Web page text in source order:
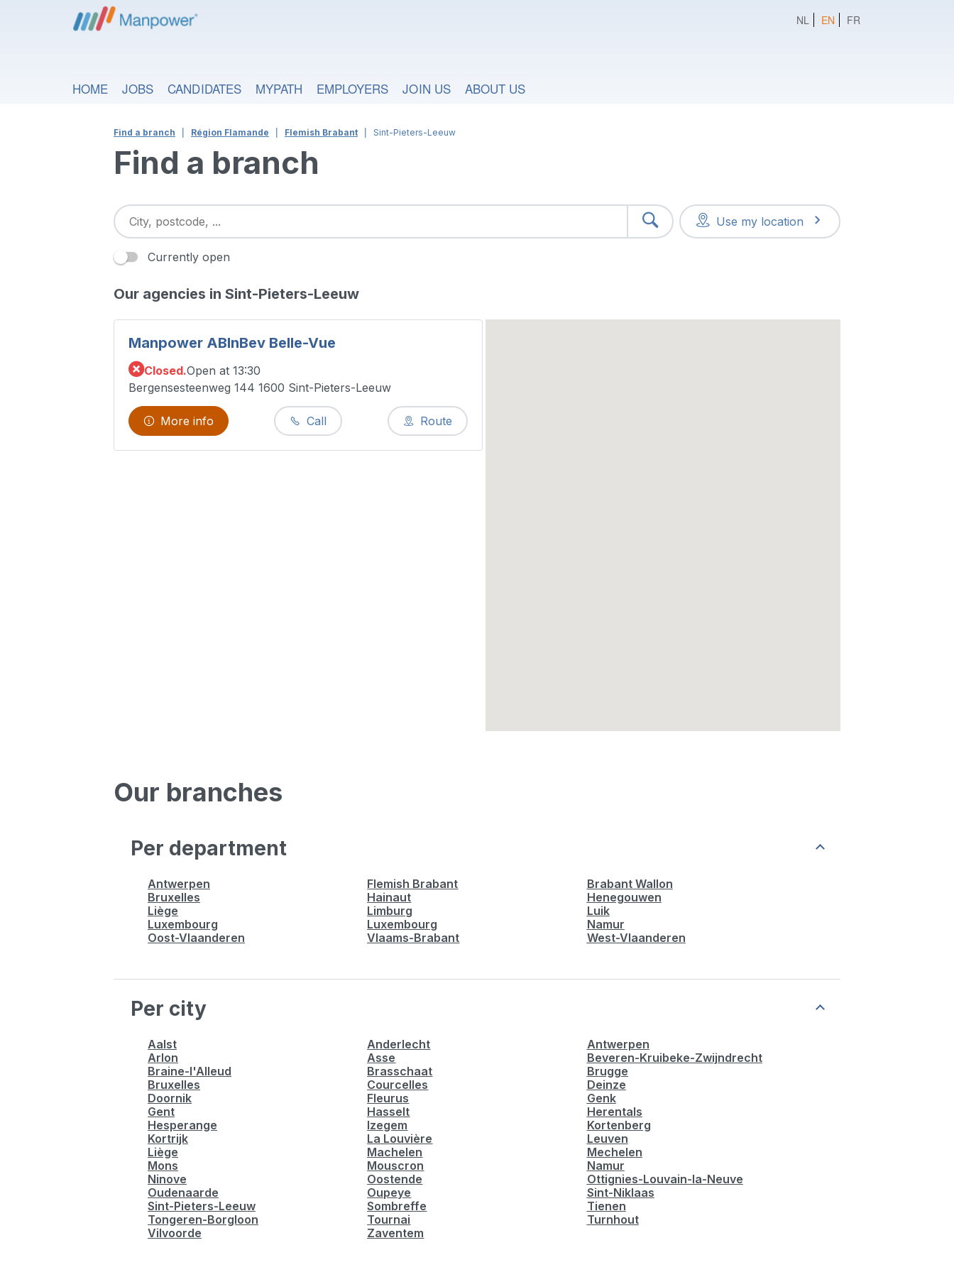
NL EN FR
HOME JOBS CANDIDATES MYPATH EMPLOYERS JOIN US ABOUT US
Find a branch Région Flamande Flemish Brabant Sint-Pieters-Leeuw
Find a branch
Use my location
Currently open
Our agencies in Sint-Pieters-Leeuw
Manpower ABInBev Belle-Vue
Closed.Open at 13:30
Bergensesteenweg 144 1600 Sint-Pieters-Leeuw
More info Call Route
Our branches
Per department
Antwerpen Flemish Brabant
Brabant Wallon
Bruxelles
Hainaut
Henegouwen
Liège
Limburg
Luik
Luxembourg
Luxembourg
Namur
Oost-Vlaanderen
Vlaams-Brabant West-Vlaanderen
Per city
Aalst Anderlecht
Antwerpen
Arlon
Asse
Beveren-Kruibeke-Zwijndrecht
Braine-l'Alleud
Brasschaat
Brugge
Bruxelles
Courcelles
Deinze
Doornik
Fleurus
Genk
Gent
Hasselt
Herentals
Hesperange
Izegem
Kortenberg
Kortrijk
La Louvière
Leuven
Liège
Machelen
Mechelen
Mons
Mouscron
Namur
Ninove
Oostende
Ottignies-Louvain-la-Neuve
Oudenaarde
Oupeye
Sint-Niklaas
Sint-Pieters-Leeuw
Sombreffe
Tienen
Tongeren-Borgloon
Tournai
Turnhout
Vilvoorde
Zaventem